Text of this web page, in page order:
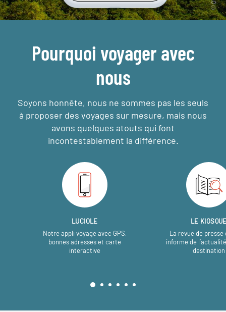
Pourquoi voyager avec
nous
Soyons honnête, nous ne sommes pas les seuls
à proposer des voyages sur mesure, mais nous
avons quelques atouts qui font
incontestablement la différence.
LUCIOLE
Notre appli voyage avec GPS,
bonnes adresses et carte
interactive
LE
La revue de presse
informe de
destination